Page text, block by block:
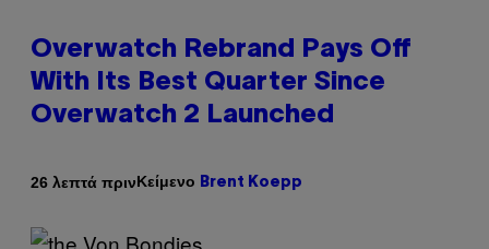
Overwatch Rebrand Pays Off
With Its Best Quarter Since
Overwatch 2 Launched
26 λεπτά πρινΚείμενο Brent Koepp